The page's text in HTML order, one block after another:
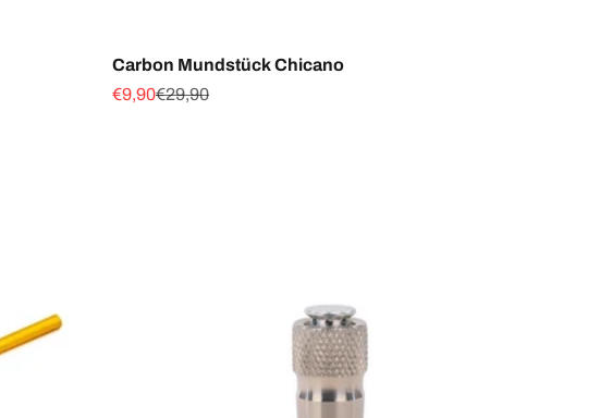
Carbon Mundstück Chicano
Angebot
€9,90Regulärer Preis
€29,90